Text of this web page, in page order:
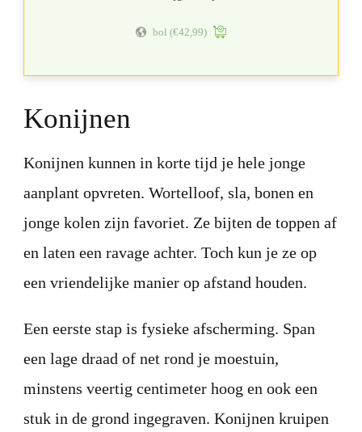
bol (€42,99)
Konijnen
Konijnen kunnen in korte tijd je hele jonge
aanplant opvreten. Wortelloof, sla, bonen en
jonge kolen zijn favoriet. Ze bijten de toppen af
en laten een ravage achter. Toch kun je ze op
een vriendelijke manier op afstand houden.
Een eerste stap is fysieke afscherming. Span
een lage draad of net rond je moestuin,
minstens veertig centimeter hoog en ook een
stuk in de grond ingegraven. Konijnen kruipen